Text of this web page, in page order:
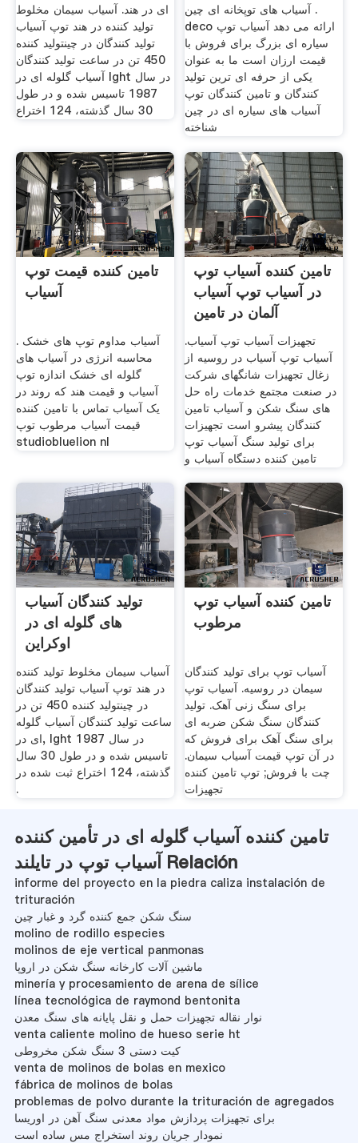
ای در هند. آسیاب سیمان مخلوط
تولید کننده در هند توپ آسیاب
تولید کنندگان در چینتولید کننده
450 تن در ساعت تولید کنندگان
آسیاب گلوله ای در lght در سال
1987 تاسیس شده و در طول
30 سال گذشته، 124 اختراع
آسیاب های توپخانه ای چین .
deco ارائه می دهد آسیاب توپ
سیاره ای بزرگ برای فروش با
قیمت ارزان است ما به عنوان
یکی از حرفه ای ترین تولید
کنندگان و تامین کنندگان توپ
آسیاب های سیاره ای در چین
شناخته
تامین کننده قیمت توپ
آسیاب
آسیاب مداوم توپ های خشک .
محاسبه انرژی در آسیاب های
گلوله ای خشک اندازه توپ
آسیاب و قیمت هند که روند در
یک آسیاب تماس با تامین کننده
قیمت آسیاب مرطوب توپ
studiobluelion nl
تامین کننده آسیاب توپ
در آسیاب توپ آسیاب
آلمان در تامین
تجهیزات آسیاب توپ آسیاب.
آسیاب توپ آسیاب در روسیه از
زغال تجهیزات شانگهای شرکت
در صنعت مجتمع خدمات راه حل
های سنگ شکن و آسیاب تامین
کنندگان پیشرو است تجهیزات
برای تولید سنگ آسیاب توپ
تامین کننده دستگاه آسیاب و
تولید کنندگان آسیاب
های گلوله ای در
اوکراین
آسیاب سیمان مخلوط تولید کننده
در هند توپ آسیاب تولید کنندگان
در چینتولید کننده 450 تن در
ساعت تولید کنندگان آسیاب گلوله
ای در, lght در سال 1987
تاسیس شده و در طول 30 سال
گذشته، 124 اختراع ثبت شده در
.
تامین کننده آسیاب توپ
مرطوب
آسیاب توپ برای تولید کنندگان
سیمان در روسیه. آسیاب توپ
برای سنگ زنی آهک. تولید
کنندگان سنگ شکن ضربه ای
برای سنگ آهک برای فروش که
در آن توپ قیمت آسیاب سیمان.
چت با فروش; توپ تامین کننده
تجهیزات
تامین کننده آسیاب گلوله ای در تأمین کننده
آسیاب توپ در تایلند Relación
informe del proyecto en la piedra caliza instalación de
trituración
سنگ شکن جمع کننده گرد و غبار چین
molino de rodillo especies
molinos de eje vertical panmonas
ماشین آلات کارخانه سنگ شکن در اروپا
minería y procesamiento de arena de sílice
línea tecnológica de raymond bentonita
نوار نقاله تجهیزات حمل و نقل پایانه های سنگ معدن
venta caliente molino de hueso serie ht
کیت دستی 3 سنگ شکن مخروطی
venta de molinos de bolas en mexico
fábrica de molinos de bolas
problemas de polvo durante la trituración de agregados
برای تجهیزات پردازش مواد معدنی سنگ آهن در اوریسا
نمودار جریان روند استخراج مس ساده است